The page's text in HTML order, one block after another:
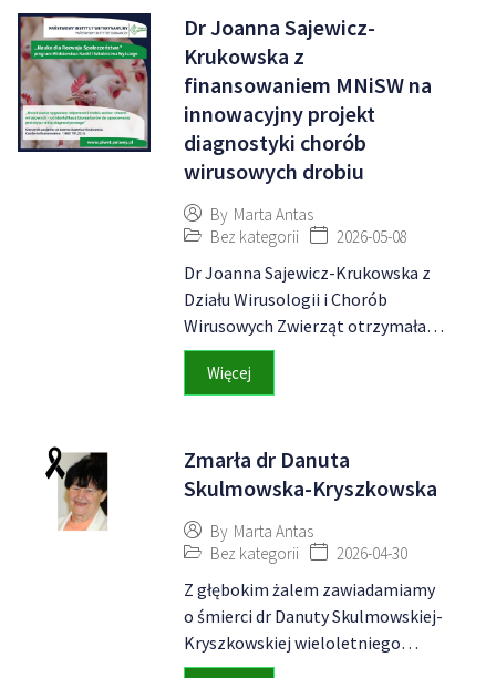
Dr Joanna Sajewicz-
Krukowska z
finansowaniem MNiSW na
innowacyjny projekt
diagnostyki chorób
wirusowych drobiu
By Marta Antas
Bez kategorii
2026-05-08
Dr Joanna Sajewicz-Krukowska z
Działu Wirusologii i Chorób
Wirusowych Zwierząt otrzymała…
Więcej
Zmarła dr Danuta
Skulmowska-Kryszkowska
By Marta Antas
Bez kategorii
2026-04-30
Z głębokim żalem zawiadamiamy
o śmierci dr Danuty Skulmowskiej-
Kryszkowskiej wieloletniego…